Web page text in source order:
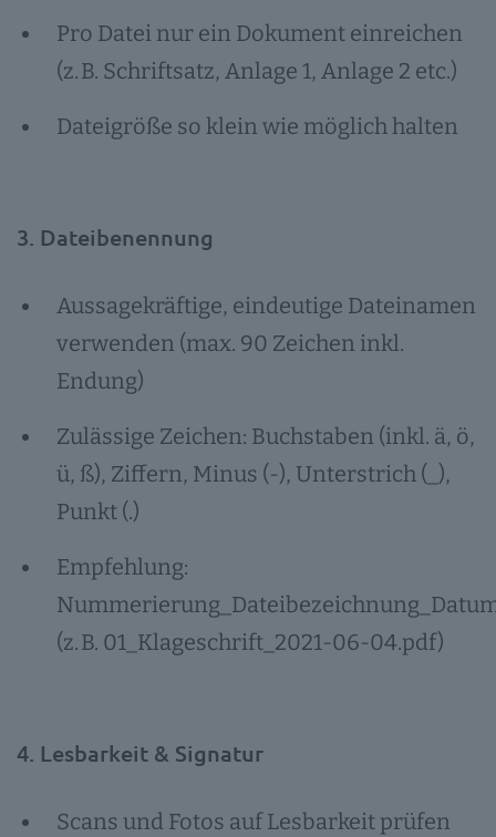
Pro Datei nur ein Dokument einreichen
(z. B. Schriftsatz, Anlage 1, Anlage 2 etc.)
Dateigröße so klein wie möglich halten
3. Dateibenennung
Aussagekräftige, eindeutige Dateinamen
verwenden (max. 90 Zeichen inkl.
Endung)
Zulässige Zeichen: Buchstaben (inkl. ä, ö,
ü, ß), Ziffern, Minus (-), Unterstrich (_),
Punkt (.)
Empfehlung:
(z. B. 01_Klageschrift_2021-06-04.pdf)
4. Lesbarkeit & Signatur
Scans und Fotos auf Lesbarkeit prüfen